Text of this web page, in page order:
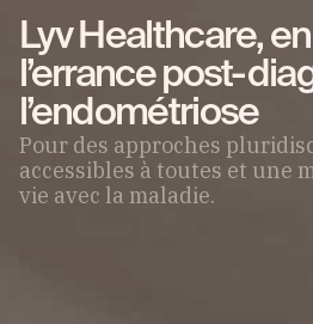
Lyv Healthcare,
l’errance post-
l’endométriose
Pour des approches
accessibles à toutes et une
vie avec la maladie.